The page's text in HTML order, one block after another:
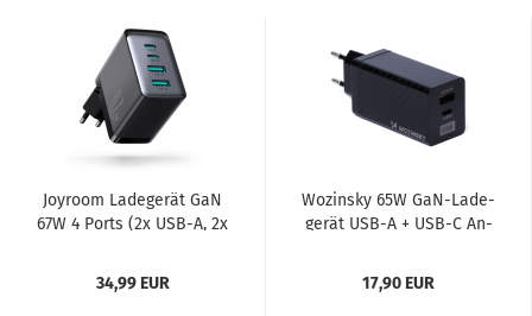
Joy­room La­de­ge­rät GaN
67W 4 Ports (2x USB-A, 2x
34,99 EUR
Wo­zin­sky 65W GaN-​La­de­
ge­rät USB-A + USB-C An­
17,90 EUR